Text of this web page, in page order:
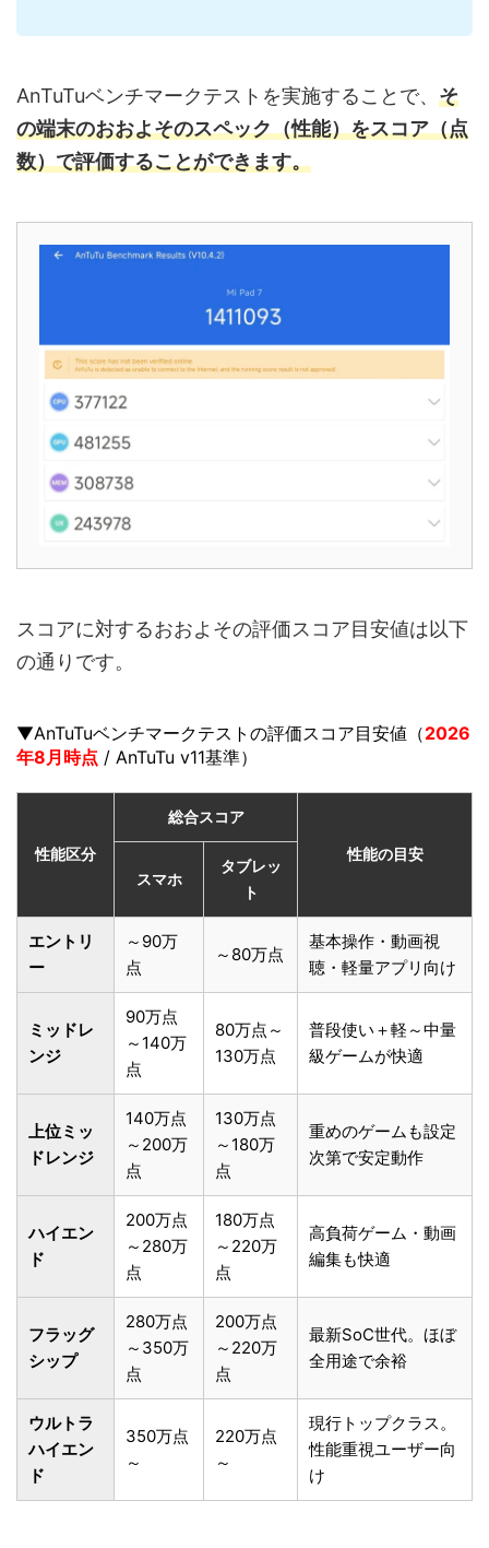
AnTuTuベンチマークテストを実施することで、 そ
の端末のおおよそのスペック（性能）をスコア（点
数）で評価することができます。
スコアに対するおおよその評価スコア目安値は以下
の通りです。
▼AnTuTuベンチマークテストの評価スコア目安値（2026
年8月時点 / AnTuTu v11基準）
性能区分
総合スコア
性能の目安
スマホ
タブレッ
ト
エントリ
ー
～90万
点
～80万点
基本操作・動画視
聴・軽量アプリ向け
ミッドレ
ンジ
90万点
～140万
点
80万点～
130万点
普段使い＋軽～中量
級ゲームが快適
上位ミッ
ドレンジ
140万点
～200万
点
130万点
～180万
点
重めのゲームも設定
次第で安定動作
ハイエン
ド
200万点
～280万
点
180万点
～220万
点
高負荷ゲーム・動画
編集も快適
フラッグ
シップ
280万点
～350万
点
200万点
～220万
点
最新SoC世代。ほぼ
全用途で余裕
ウルトラ
ハイエン
ド
350万点
～
220万点
～
現行トップクラス。
性能重視ユーザー向
け